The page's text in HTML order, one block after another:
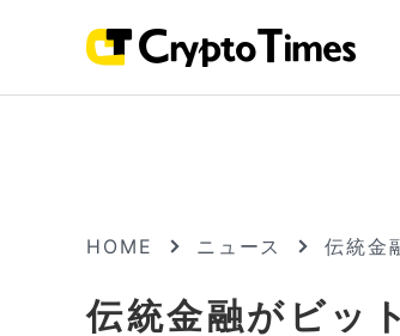
HOME ニュース 伝統金
伝統金融がビッ